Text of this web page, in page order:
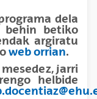
dela
behin betiko
argiratu
web orrian.
jarri
helbide